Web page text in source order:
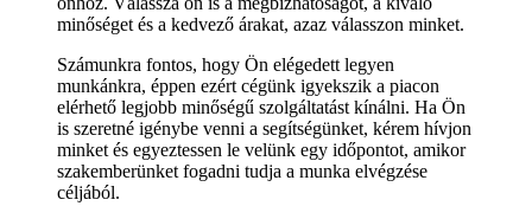
minőséget és a kedvező árakat, azaz válasszon minket.
Számunkra fontos, hogy Ön elégedett legyen
munkánkra, éppen ezért cégünk igyekszik a piacon
elérhető legjobb minőségű szolgáltatást kínálni. Ha Ön
is szeretné igénybe venni a segítségünket, kérem hívjon
minket és egyeztessen le velünk egy időpontot, amikor
szakemberünket fogadni tudja a munka elvégzése
céljából.